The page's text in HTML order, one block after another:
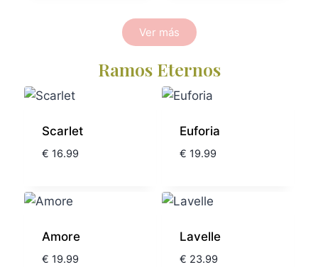
Ver más
Ramos Eternos
Scarlet
€ 16.99
Euforia
€ 19.99
Amore
€ 19.99
Lavelle
€ 23.99